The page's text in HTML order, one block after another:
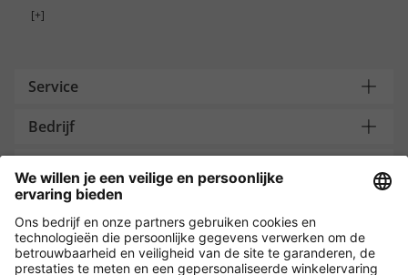
[+]
Service
Bedrijf
Payment and Delivery
Versleuteling met